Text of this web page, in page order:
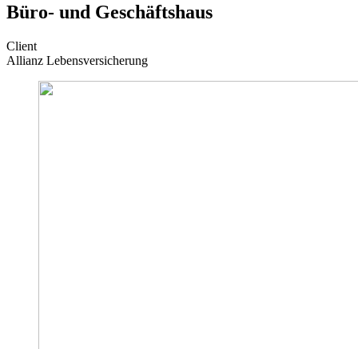
Büro- und Geschäftshaus
Client
Allianz Lebensversicherung